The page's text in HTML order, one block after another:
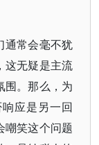
通常会毫不犹
这无疑是主流
围。那么，为
应是另一回
嘲笑这个问题